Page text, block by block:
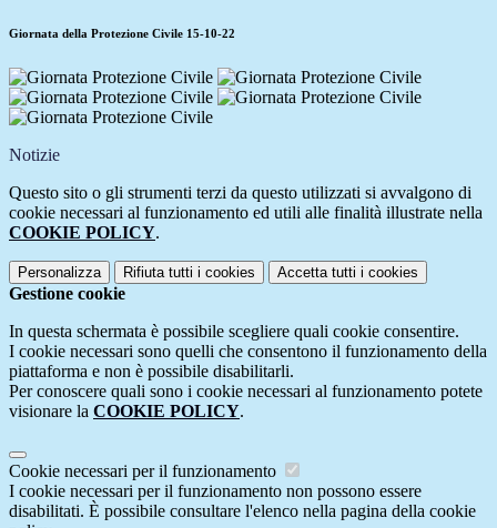
Giornata della Protezione Civile 15-10-22
Notizie
Questo sito o gli strumenti terzi da questo utilizzati si avvalgono di
cookie necessari al funzionamento ed utili alle finalità illustrate nella
COOKIE POLICY.
Personalizza Rifiuta tutti i cookies Accetta tutti i cookies
Gestione cookie
In questa schermata è possibile scegliere quali cookie consentire.
I cookie necessari sono quelli che consentono il funzionamento della
piattaforma e non è possibile disabilitarli.
Per conoscere quali sono i cookie necessari al funzionamento potete
visionare la COOKIE POLICY.
Cookie necessari per il funzionamento
I cookie necessari per il funzionamento non possono essere
disabilitati. È possibile consultare l'elenco nella pagina della cookie